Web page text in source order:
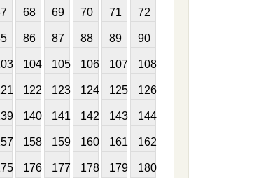
68 69 70 71 72
86 87 88 89 90
104 105 106 107 108
122 123 124 125 126
140 141 142 143 144
158 159 160 161 162
176 177 178 179 180